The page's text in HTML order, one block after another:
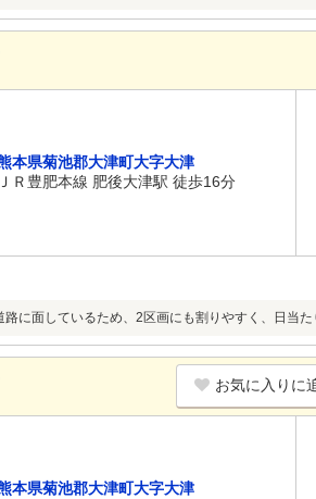
本県菊池郡大津町大字大津
ＪＲ豊肥本線 肥後大津駅 徒歩16分
路に面しているため、2区画にも割りやすく、日当た
お気に入りに
本県菊池郡大津町大字大津